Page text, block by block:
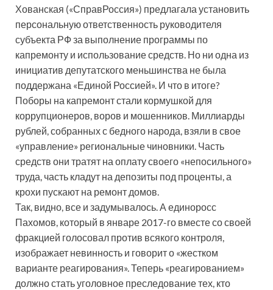
Хованская («СправРоссия») предлагала установить
персональную ответственность руководителя
субъекта РФ за выполнение программы по
капремонту и использование средств. Но ни одна из
инициатив депутатского меньшинства не была
поддержана «Единой Россией». И что в итоге?
Поборы на капремонт стали кормушкой для
коррупционеров, воров и мошенников. Миллиарды
рублей, собранных с бедного народа, взяли в свое
«управление» региональные чиновники. Часть
средств они тратят на оплату своего «непосильного»
труда, часть кладут на депозиты под проценты, а
крохи пускают на ремонт домов.
Так, видно, все и задумывалось. А единоросс
Пахомов, который в январе 2017-го вместе со своей
фракцией голосовал против всякого контроля,
изображает невинность и говорит о «жестком
варианте реагирования». Теперь «реагированием»
должно стать уголовное преследование тех, кто